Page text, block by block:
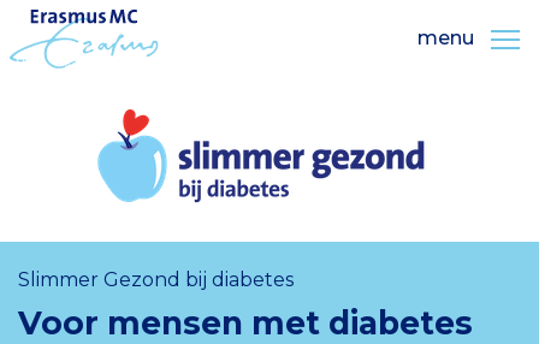
menu
Slimmer Gezond bij diabetes
Voor mensen met diabetes